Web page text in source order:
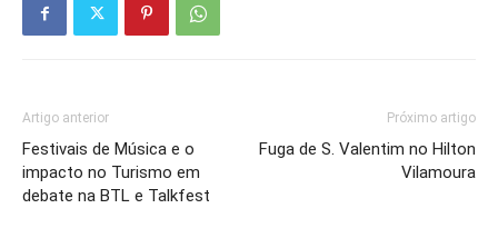
Artigo anterior
Festivais de Música e o
impacto no Turismo em
debate na BTL e Talkfest
Próximo artigo
Fuga de S. Valentim no Hilton
Vilamoura